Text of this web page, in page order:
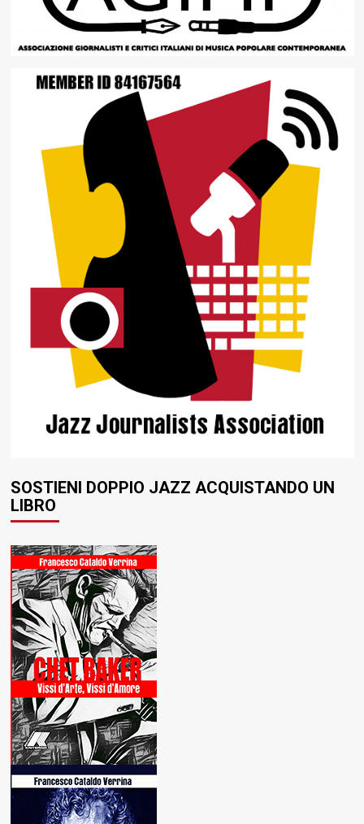
SOSTIENI DOPPIO JAZZ ACQUISTANDO UN
LIBRO